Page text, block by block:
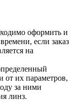
оформить и
если заказ
на
от их параметров,
за ними
линз.